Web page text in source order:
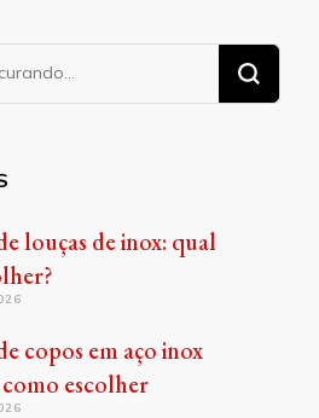
louças de inox: qual
copos em aço inox
escolher